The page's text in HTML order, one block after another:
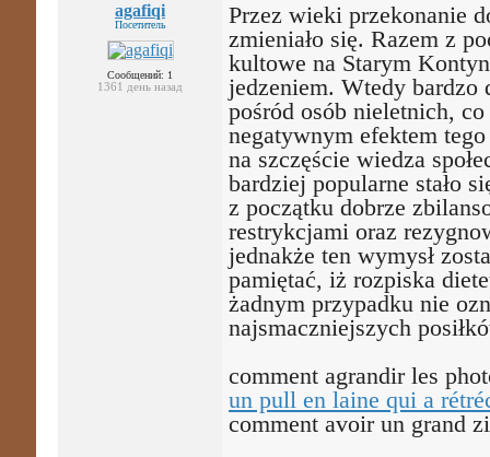
agafiqi
Посетитель
Сообщений: 1
1361 день назад
Przez wieki przekonanie
zmieniało się. Razem z
kultowe na Starym
jedzeniem. Wtedy bardzo
pośród osób nieletnich,
negatywnym efektem
na szczęście wiedza
bardziej popularne stało
z początku dobrze
restrykcjami oraz
jednakże ten wymysł
pamiętać, iż rozpiska
żadnym przypadku nie
najsmaczniejszych
comment agrandir les
un pull en laine qui a
comment avoir un grand